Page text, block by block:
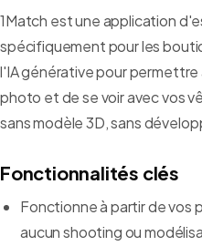
1Match est une application
spécifiquement pour les
l'IA générative pour
photo et de se voir avec vos
sans modèle 3D, sans
Fonctionnalités clés
Fonctionne à partir de
aucun shooting ou